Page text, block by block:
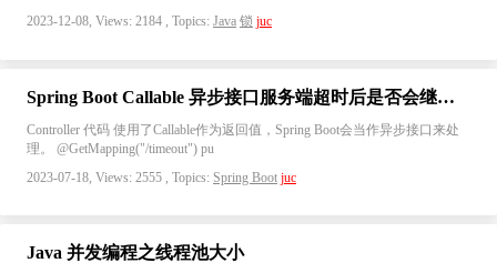
2023-12-08, Views: 2184 , Topics: Java 锁 juc
Spring Boot Callable 异步接口服务端超时后是否会继续执行业务逻辑
Controller 代码 使用了Callable作为返回值，Spring Boot会当作异步接口来处
理。 @GetMapping("/timeout") pu
2023-07-18, Views: 2555 , Topics: Spring Boot juc
Java 并发编程之线程池大小